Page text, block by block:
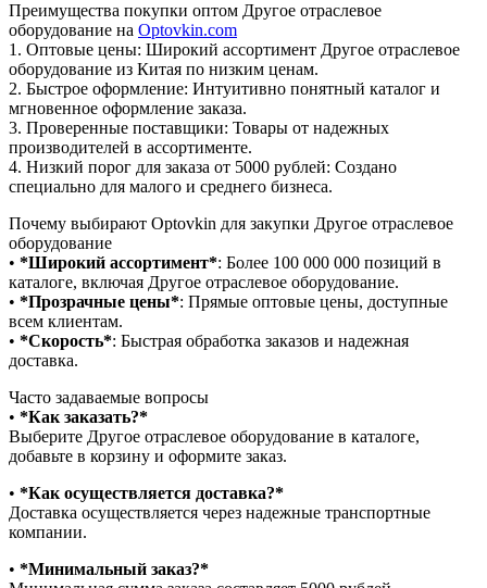
Преимущества покупки оптом Другое отраслевое
оборудование на Optovkin.com
1.⁠ ⁠Оптовые цены: Широкий ассортимент Другое отраслевое
оборудование из Китая по низким ценам.
2.⁠ ⁠Быстрое оформление: Интуитивно понятный каталог и
мгновенное оформление заказа.
3.⁠ ⁠Проверенные поставщики: Товары от надежных
производителей в ассортименте.
4.⁠ ⁠Низкий порог для заказа от 5000 рублей: Создано
специально для малого и среднего бизнеса.
Почему выбирают Optovkin для закупки Другое отраслевое
оборудование
•⁠ ⁠ *Широкий ассортимент*: Более 100 000 000 позиций в
каталоге, включая Другое отраслевое оборудование.
•⁠ ⁠ *Прозрачные цены*: Прямые оптовые цены, доступные
всем клиентам.
•⁠ ⁠ *Скорость*: Быстрая обработка заказов и надежная
доставка.
Часто задаваемые вопросы
•⁠ ⁠*Как заказать?*
Выберите Другое отраслевое оборудование в каталоге,
добавьте в корзину и оформите заказ.
•⁠ ⁠ *Как осуществляется доставка?*
Доставка осуществляется через надежные транспортные
компании.
•⁠ ⁠ *Минимальный заказ?*